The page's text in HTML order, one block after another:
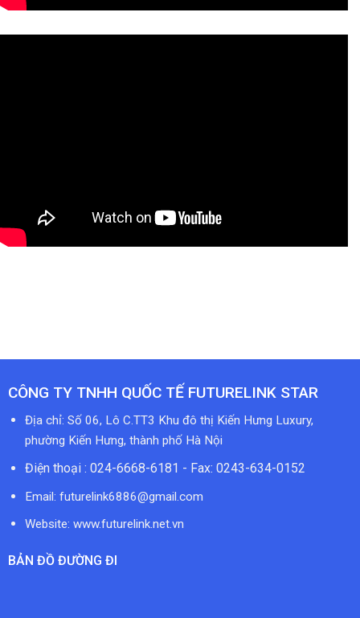
CÔNG TY TNHH QUỐC TẾ FUTURELINK STAR
Địa chỉ: Số 06, Lô C.TT3 Khu đô thị Kiến Hưng Luxury,
phường Kiến Hưng, thành phố Hà Nội
Điện thoại : 024-6668-6181 - Fax: 0243-634-0152
Email: futurelink6886@gmail.com
Website: www.futurelink.net.vn
BẢN ĐỒ ĐƯỜNG ĐI